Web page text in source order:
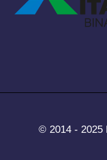
© 2014 - 2025